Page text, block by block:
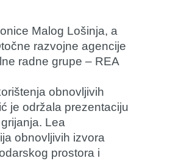
Malog Lošinja, a
razvojne agencije
radne grupe – REA
obnovljivih
je održala prezentaciju
Lea
obnovljivih izvora
prostora i